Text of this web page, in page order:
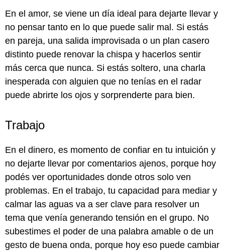
En el amor, se viene un día ideal para dejarte llevar y
no pensar tanto en lo que puede salir mal. Si estás
en pareja, una salida improvisada o un plan casero
distinto puede renovar la chispa y hacerlos sentir
más cerca que nunca. Si estás soltero, una charla
inesperada con alguien que no tenías en el radar
puede abrirte los ojos y sorprenderte para bien.
Trabajo
En el dinero, es momento de confiar en tu intuición y
no dejarte llevar por comentarios ajenos, porque hoy
podés ver oportunidades donde otros solo ven
problemas. En el trabajo, tu capacidad para mediar y
calmar las aguas va a ser clave para resolver un
tema que venía generando tensión en el grupo. No
subestimes el poder de una palabra amable o de un
gesto de buena onda, porque hoy eso puede cambiar